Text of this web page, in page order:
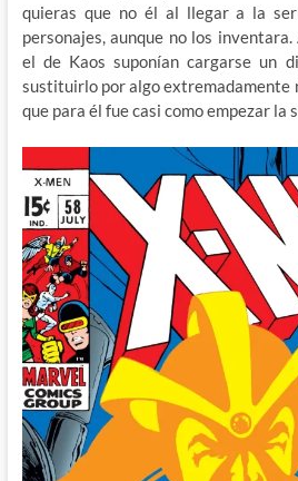
quieras que no él al llegar a la
personajes, aunque no los
el de Kaos suponían cargarse un
sustituirlo por algo extremadamente
que para él fue casi como empezar la